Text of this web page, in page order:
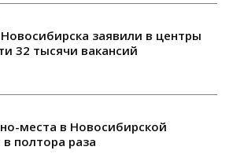
заявили в центры
32 тысячи вакансий
места в Новосибирской
полтора раза